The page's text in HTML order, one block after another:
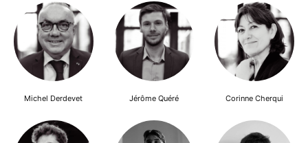
Michel Derdevet Jérôme Quéré Corinne Cherqui